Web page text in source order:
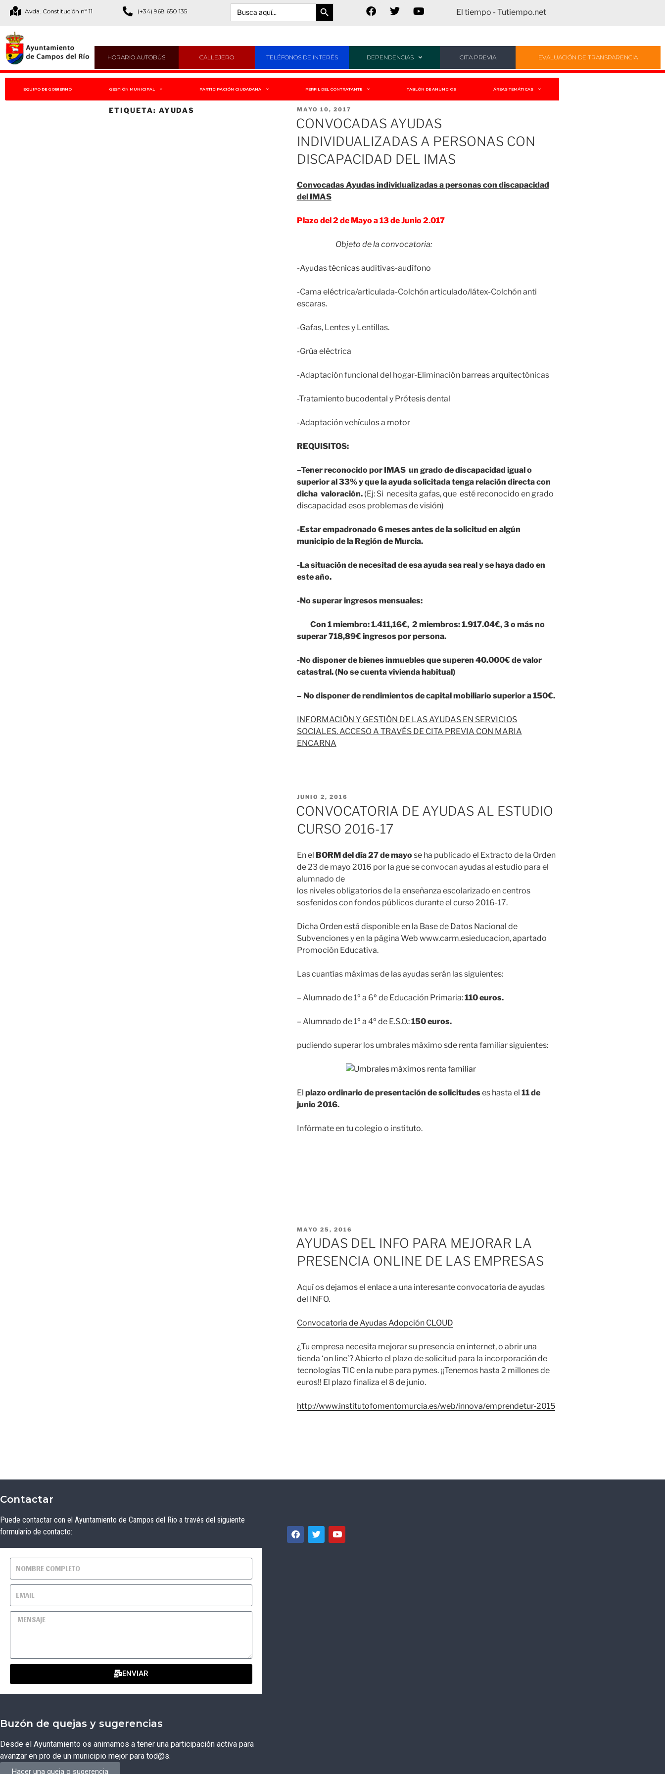
Avda. Constitución nº 11 (+34) 968 650 135 Buscar:
Botón de búsqueda
El tiempo - Tutiempo.net
HORARIO AUTOBÚS CALLEJERO TELÉFONOS DE INTERÉS DEPENDENCIAS CITA PREVIA EVALUACIÓN DE TRANSPARENCIA
EQUIPO DE GOBIERNO GESTIÓN MUNICIPAL PARTICIPACIÓN CIUDADANA PERFIL DEL CONTRATANTE TABLÓN DE ANUNCIOS ÁREAS TEMÁTICAS
ETIQUETA: AYUDAS MAYO 10, 2017
CONVOCADAS AYUDAS
INDIVIDUALIZADAS A PERSONAS CON
DISCAPACIDAD DEL IMAS
Convocadas Ayudas individualizadas a personas con discapacidad
del IMAS
Plazo del 2 de Mayo a 13 de Junio 2.017
Objeto de la convocatoria:
-Ayudas técnicas auditivas-audífono
-Cama eléctrica/articulada-Colchón articulado/látex-Colchón anti
escaras.
-Gafas, Lentes y Lentillas.
-Grúa eléctrica
-Adaptación funcional del hogar-Eliminación barreas arquitectónicas
-Tratamiento bucodental y Prótesis dental
-Adaptación vehículos a motor
REQUISITOS:
–Tener reconocido por IMAS un grado de discapacidad igual o
superior al 33% y que la ayuda solicitada tenga relación directa con
dicha valoración. (Ej: Si necesita gafas, que esté reconocido en grado
discapacidad esos problemas de visión)
-Estar empadronado 6 meses antes de la solicitud en algún
municipio de la Región de Murcia.
-La situación de necesitad de esa ayuda sea real y se haya dado en
este año.
-No superar ingresos mensuales:
Con 1 miembro: 1.411,16€, 2 miembros: 1.917.04€, 3 o más no
superar 718,89€ ingresos por persona.
-No disponer de bienes inmuebles que superen 40.000€ de valor
catastral. (No se cuenta vivienda habitual)
– No disponer de rendimientos de capital mobiliario superior a 150€.
INFORMACIÓN Y GESTIÓN DE LAS AYUDAS EN SERVICIOS
SOCIALES. ACCESO A TRAVÉS DE CITA PREVIA CON MARIA
ENCARNA
JUNIO 2, 2016
CONVOCATORIA DE AYUDAS AL ESTUDIO
CURSO 2016-17
En el BORM del día 27 de mayose ha publicado el Extracto de la Orden
de 23 de mayo 2016 por Ia gue se convocan ayudas al estudio para el
alumnado de
los niveles obligatorios de Ia enseñanza escolarizado en centros
sosfenidos con fondos públicos durante el curso 2016-17.
Dicha Orden está disponible en la Base de Datos Nacional de
Subvenciones y en la página Web www.carm.esieducacion, apartado
Promoción Educativa.
Las cuantías máximas de las ayudas serán las siguientes:
– Alumnado de 1º a 6º de Educación Primaria:110 euros.
– Alumnado de 1º a 4º de E.S.O.:150 euros.
pudiendo superar los umbrales máximo sde renta familiar siguientes:
El plazo ordinario de presentación de solicitudeses hasta el 11 de
junio 2016.
Infórmate en tu colegio o instituto.
MAYO 25, 2016
AYUDAS DEL INFO PARA MEJORAR LA
PRESENCIA ONLINE DE LAS EMPRESAS
Aquí os dejamos el enlace a una interesante convocatoria de ayudas
del INFO.
Convocatoria de Ayudas Adopción CLOUD
¿Tu empresa necesita mejorar su presencia en internet, o abrir una
tienda ‘on line’? Abierto el plazo de solicitud para la incorporación de
tecnologías TIC en la nube para pymes. ¡¡Tenemos hasta 2 millones de
euros!! El plazo finaliza el 8 de junio.
http://www.institutofomentomurcia.es/web/innova/emprendetur-2015
Contactar
Puede contactar con el Ayuntamiento de Campos del Rio a través del siguiente
formulario de contacto:
ENVIAR
Buzón de quejas y sugerencias
Desde el Ayuntamiento os animamos a tener una participación activa para
avanzar en pro de un municipio mejor para tod@s.
Hacer una queja o sugerencia